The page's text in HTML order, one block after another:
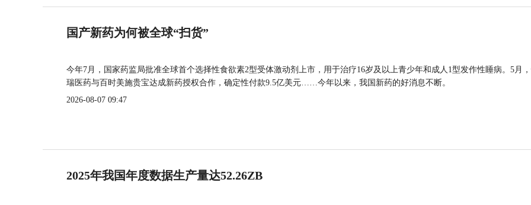
国产新药为何被全球“扫货”
今年7月，国家药监局批准全球首个选择性食欲素2型受体激动剂上市，用于治疗16岁及以上青少年和成人1型发作性睡病。5月
瑞医药与百时美施贵宝达成新药授权合作，确定性付款9.5亿美元……今年以来，我国新药的好消息不断。
2026-08-07 09:47
2025年我国年度数据生产量达52.26ZB